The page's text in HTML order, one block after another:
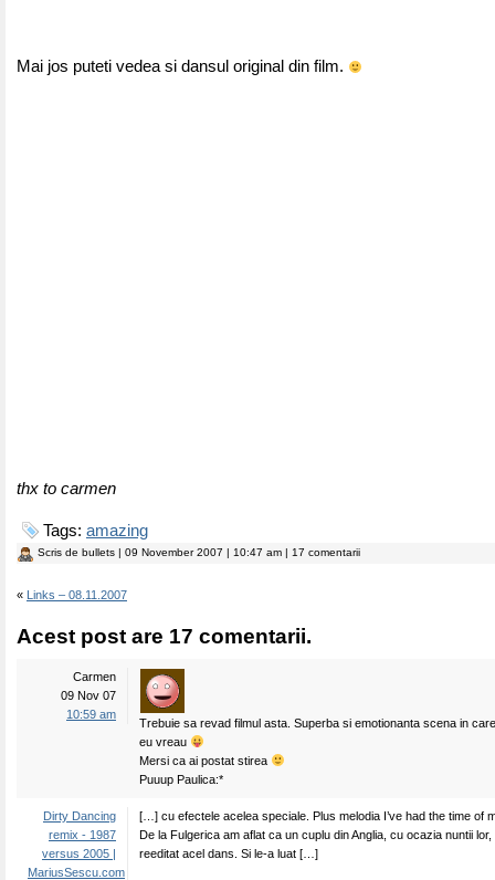
Mai jos puteti vedea si dansul original din film.
thx to carmen
Tags: amazing
Scris de bullets | 09 November 2007 | 10:47 am | 17 comentarii
« Links – 08.11.2007
Acest post are 17 comentarii.
Carmen
09 Nov 07
10:59 am
Trebuie sa revad filmul asta. Superba si emotionanta scena in
eu vreau
Mersi ca ai postat stirea
Puuup Paulica:*
Dirty Dancing
remix - 1987
versus 2005 |
MariusSescu.com
[…] cu efectele acelea speciale. Plus melodia I’ve had the time of
De la Fulgerica am aflat ca un cuplu din Anglia, cu ocazia nuntii lor,
reeditat acel dans. Si le-a luat […]